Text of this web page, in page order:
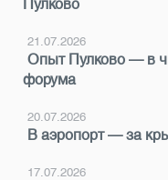
Пулково
21.07.2026
Опыт Пулково — в
форума
20.07.2026
В аэропорт — за
17.07.2026